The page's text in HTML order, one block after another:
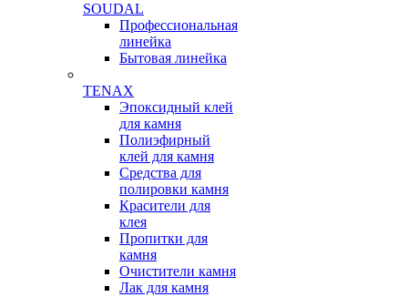
SOUDAL
Профессиональная
линейка
Бытовая линейка
TENAX
Эпоксидный клей
для камня
Полиэфирный
клей для камня
Средства для
полировки камня
Красители для
клея
Пропитки для
камня
Очистители камня
Лак для камня